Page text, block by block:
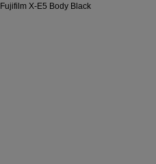
Fujifilm X-E5 Body Black